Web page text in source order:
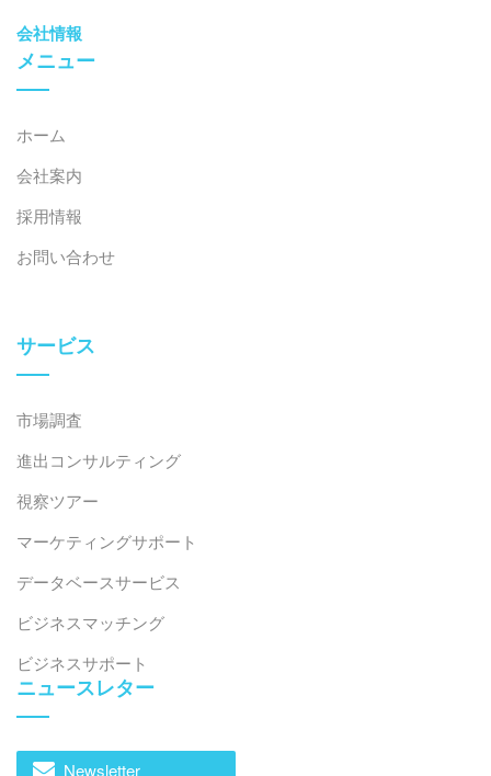
外資系企業や多国籍企業もまた、新興技術の重要な推進
力となっている。官民パートナーシップや持続可能性イ
ニシアチブを通じて、ダウ、SCGグループ、ユニリーバ
といったグローバル企業は、ベトナム当局と協力し、高
業リサイクルロードマップを推進してきた。これらの協
力は、ベトナムの産業廃棄物セクターに国際的な技術基
せている。[7]
資の明確な機会を提供しています。廃棄物量の増加にも
かかわらず、ベトナムの現在の産業廃棄物管理システム
ム、複雑な産業残渣の処理といった分野において、技術
的深度が限られているという制約を受けています。この
パートナーとして、現地の事業者や工業団地の廃棄物処
理能力の向上を支援する余地を生み出しています。
同時に、ベトナムの循環型経済発展へのコミットメント
と2030年までの産業廃棄物リサイクル目標は、好まし
産業廃棄物処理・リサイクル技術への投資は、規制遵守
会社情報
メニュー
ホーム
会社案内
採用情報
お問い合わせ
サービス
市場調査
進出コンサルティング
視察ツアー
マーケティングサポート
データベースサービス
ビジネスマッチング
ビジネスサポート
ニュースレター
Newsletter